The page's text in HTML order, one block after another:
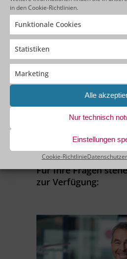
in denCookie-Richtlinien.
Funktionale Cookies
Statistiken
Marketing
Alle
Nur technisch
Einstellungen
Cookie-Richtlinie
Als registrierter Teilnehmer
automatisch Zugang zur
Webinars.
[grwebform
url=”https://
center=”off”
Sollten Sie kein
senden Sie IhreAnmeldung
Für Ihre Fragen
zur Verfügung: